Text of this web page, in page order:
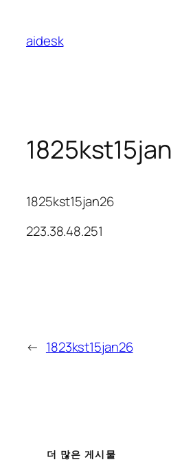
aidesk
1825kst15jan26
223.38.48.251
← 1823kst15jan26
더 많은 게시물